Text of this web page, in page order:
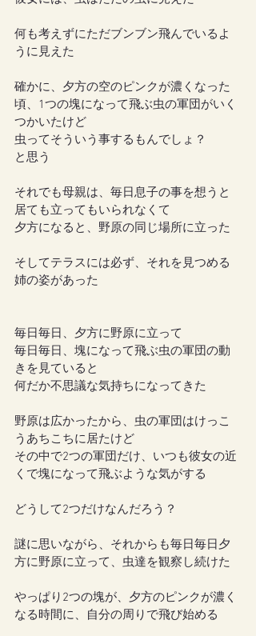
何も考えずにただブンブン飛んでいるよ
うに見えた
確かに、夕方の空のピンクが濃くなった
頃、1つの塊になって飛ぶ虫の軍団がいく
つかいたけど
虫ってそういう事するもんでしょ？
と思う
それでも母親は、毎日息子の事を想うと
居ても立ってもいられなくて
夕方になると、野原の同じ場所に立った
そしてテラスには必ず、それを見つめる
姉の姿があった
毎日毎日、夕方に野原に立って
毎日毎日、塊になって飛ぶ虫の軍団の動
きを見ていると
何だか不思議な気持ちになってきた
野原は広かったから、虫の軍団はけっこ
うあちこちに居たけど
その中で2つの軍団だけ、いつも彼女の近
くで塊になって飛ぶような気がする
どうして2つだけなんだろう？
謎に思いながら、それからも毎日毎日夕
方に野原に立って、虫達を観察し続けた
やっぱり2つの塊が、夕方のピンクが濃く
なる時間に、自分の周りで飛び始める